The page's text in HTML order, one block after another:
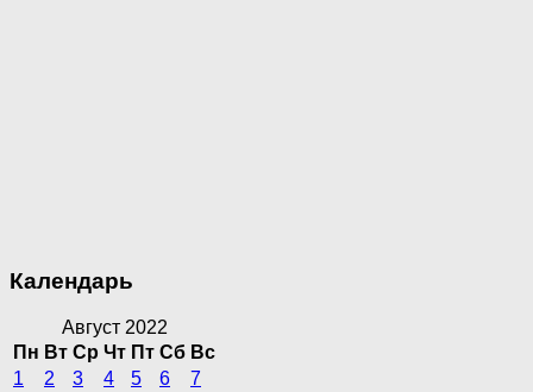
Календарь
Август 2022
Пн Вт Ср Чт Пт Сб Вс
1
2 3 4 5 6
7